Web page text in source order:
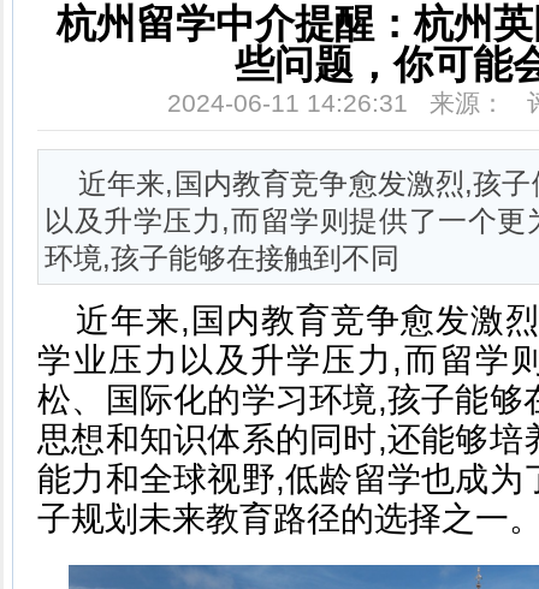
杭州留学中介提醒：杭州
些问题，你可能
2024-06-11 14:26:31 来源：
近年来,国内教育竞争愈发激烈,孩
以及升学压力,而留学则提供了一个
环境,孩子能够在接触到不同
近年来,国内教育竞争愈发激
学业压力以及升学压力,而留学
松、国际化的学习环境,孩子能够
思想和知识体系的同时,还能够培
能力和全球视野,低龄留学也成为
子规划未来教育路径的选择之一